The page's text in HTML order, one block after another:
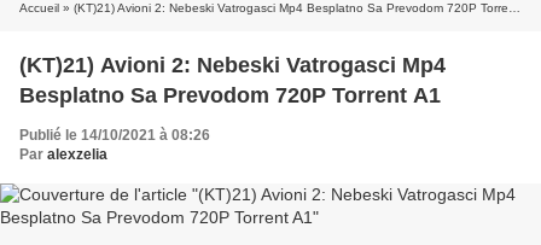
Accueil » (KT)21) Avioni 2: Nebeski Vatrogasci Mp4 Besplatno Sa Prevodom 720P Torrent A1
(KT)21) Avioni 2: Nebeski Vatrogasci Mp4
Besplatno Sa Prevodom 720P Torrent A1
Publié le 14/10/2021 à 08:26
Par alexzelia